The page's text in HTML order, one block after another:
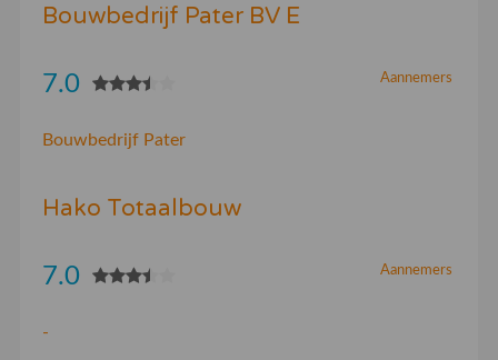
Inloggen
Bouwbedrijf Pater BV E
Aannemers
7.0
Bouwbedrijf Pater
Hako Totaalbouw
Aannemers
7.0
-